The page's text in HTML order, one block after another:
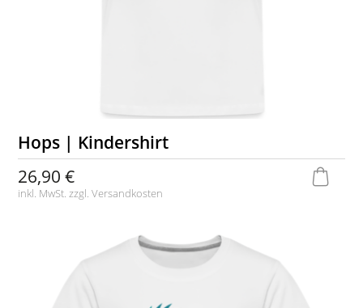
Hops | Kindershirt
26,90 €
inkl. MwSt. zzgl.Versandkosten